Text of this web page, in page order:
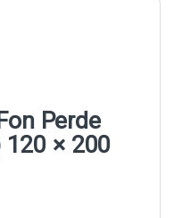
Perde
× 200